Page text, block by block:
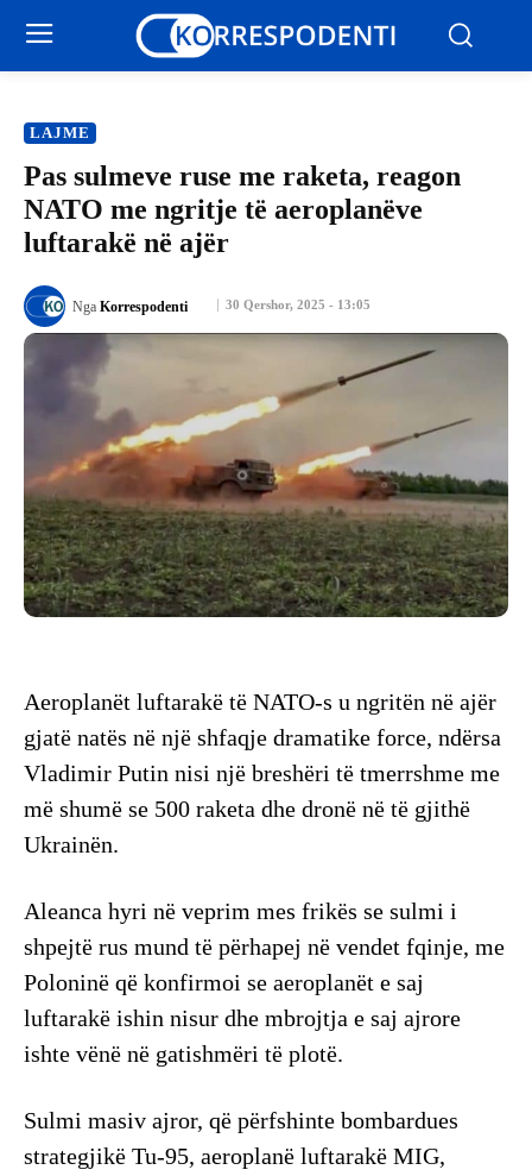
LAJME
Pas sulmeve ruse me raketa, reagon
NATO me ngritje të aeroplanëve
luftarakë në ajër
30 Qershor, 2025 - 13:05
Nga Korrespodenti
Aeroplanët luftarakë të NATO-s u ngritën në ajër
gjatë natës në një shfaqje dramatike force, ndërsa
Vladimir Putin nisi një breshëri të tmerrshme me
më shumë se 500 raketa dhe dronë në të gjithë
Ukrainën.
Aleanca hyri në veprim mes frikës se sulmi i
shpejtë rus mund të përhapej në vendet fqinje, me
Poloninë që konfirmoi se aeroplanët e saj
luftarakë ishin nisur dhe mbrojtja e saj ajrore
ishte vënë në gatishmëri të plotë.
Sulmi masiv ajror, që përfshinte bombardues
strategjikë Tu-95, aeroplanë luftarakë MIG,